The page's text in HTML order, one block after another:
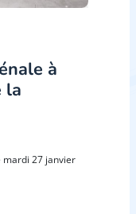
à
la
mardi 27 janvier